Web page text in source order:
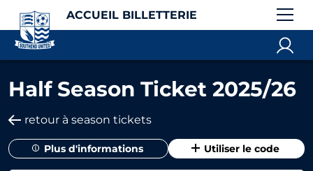
ACCUEIL BILLETTERIE
Half Season Ticket 2025/26
retour à season tickets
Plus d'informations Utiliser le code